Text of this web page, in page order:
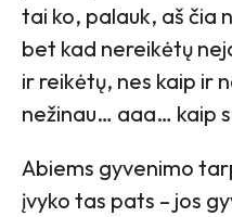
tai ko, palauk, aš čia
bet kad nereikėtų
ir reikėtų, nes kaip ir
nežinau… aaa… kaip
Abiems gyvenimo
įvyko tas pats – jos